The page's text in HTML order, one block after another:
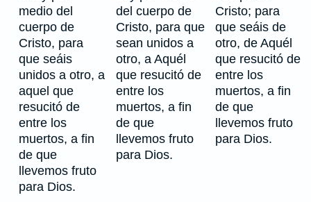
medio del
cuerpo de
Cristo, para
que seáis
unidos a otro, a
aquel que
resucitó de
entre los
muertos, a fin
de que
llevemos fruto
para Dios.
del cuerpo de
Cristo, para que
sean unidos a
otro, a Aquél
que resucitó de
entre los
muertos, a fin
de que
llevemos fruto
para Dios.
Cristo; para
que seáis de
otro, de Aquél
que resucitó de
entre los
muertos, a fin
de que
llevemos fruto
para Dios.